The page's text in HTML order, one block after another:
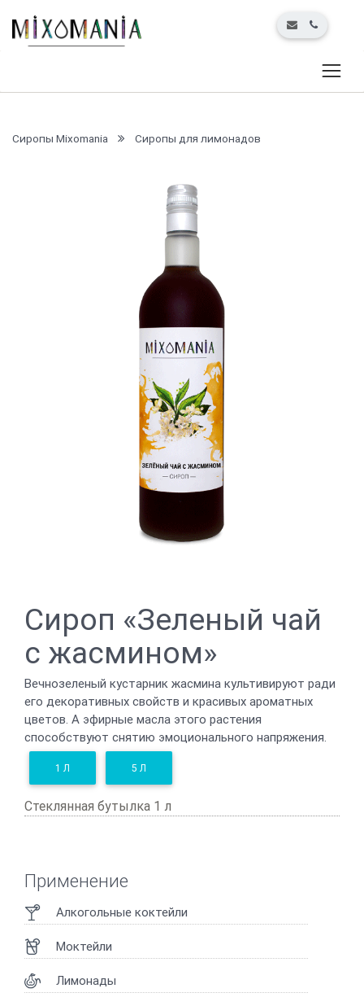
Сиропы Mixomania Сиропы для лимонадов
Сироп «Зеленый чай
с жасмином»
Вечнозеленый кустарник жасмина культивируют ради
его декоративных свойств и красивых ароматных
цветов. А эфирные масла этого растения
способствуют снятию эмоционального напряжения.
1 Л 5 Л
Стеклянная бутылка 1 л
Применение
Алкогольные коктейли
Моктейли
Лимонады